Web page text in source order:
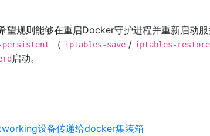
望规则能够在重启Docker守护进程并重新启动
persistent （ iptables-save / iptables-restore
启动。
设备传递给docker集装箱